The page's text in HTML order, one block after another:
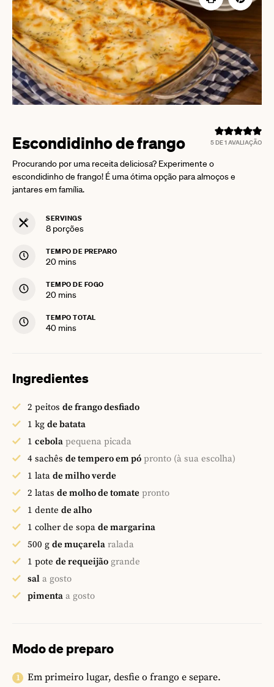
5DE 1 AVALIAÇÃO
Escondidinho de frango
Procurando por uma receita deliciosa? Experimente o
escondidinho de frango! É uma ótima opção para almoços e
jantares em família.
SERVINGS
8 porções
TEMPO DE PREPARO
20minutes
mins
TEMPO DE FOGO
20minutes
mins
TEMPO TOTAL
40minutes
mins
Ingredientes
2 peitos de frango desfiado
1 kg de batata
1 cebola pequena picada
4 sachês de tempero em pó pronto (à sua escolha)
1 lata de milho verde
2 latas de molho de tomate pronto
1 dente de alho
1 colher de sopa de margarina
500 g de muçarela ralada
1 pote de requeijão grande
sal a gosto
pimenta a gosto
Modo de preparo
Em primeiro lugar, desfie o frango e separe.